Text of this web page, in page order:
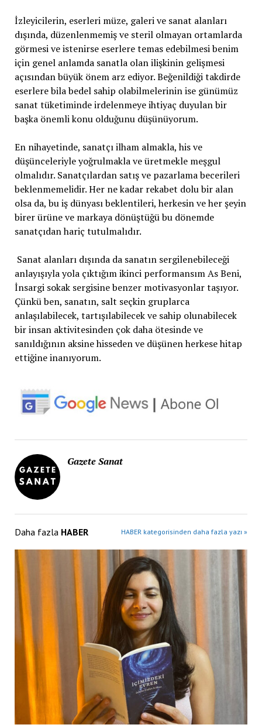
İzleyicilerin, eserleri müze, galeri ve sanat alanları
dışında, düzenlenmemiş ve steril olmayan ortamlarda
görmesi ve istenirse eserlere temas edebilmesi benim
için genel anlamda sanatla olan ilişkinin gelişmesi
açısından büyük önem arz ediyor. Beğenildiği takdirde
eserlere bila bedel sahip olabilmelerinin ise günümüz
sanat tüketiminde irdelenmeye ihtiyaç duyulan bir
başka önemli konu olduğunu düşünüyorum.
En nihayetinde, sanatçı ilham almakla, his ve
düşünceleriyle yoğrulmakla ve üretmekle meşgul
olmalıdır. Sanatçılardan satış ve pazarlama becerileri
beklenmemelidir. Her ne kadar rekabet dolu bir alan
olsa da, bu iş dünyası beklentileri, herkesin ve her şeyin
birer ürüne ve markaya dönüştüğü bu dönemde
sanatçıdan hariç tutulmalıdır.
Sanat alanları dışında da sanatın sergilenebileceği
anlayışıyla yola çıktığım ikinci performansım As Beni,
İnsargi sokak sergisine benzer motivasyonlar taşıyor.
Çünkü ben, sanatın, salt seçkin gruplarca
anlaşılabilecek, tartışılabilecek ve sahip olunabilecek
bir insan aktivitesinden çok daha ötesinde ve
sanıldığının aksine hisseden ve düşünen herkese hitap
ettiğine inanıyorum.
Gazete Sanat
Daha fazla HABER HABER kategorisinden daha fazla yazı »